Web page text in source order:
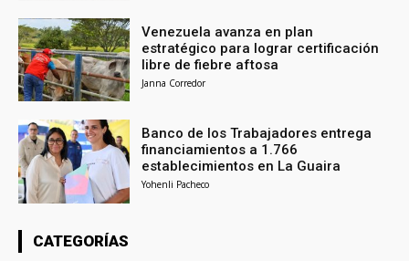
Venezuela avanza en plan
estratégico para lograr certificación
libre de fiebre aftosa
Janna Corredor
Banco de los Trabajadores entrega
financiamientos a 1.766
establecimientos en La Guaira
Yohenli Pacheco
CATEGORÍAS